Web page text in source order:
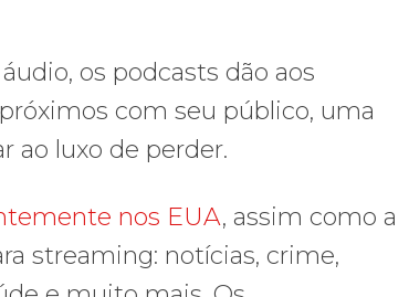
os podcasts dão aos
com seu público, uma
ao luxo de perder.
nos EUA, assim como a
streaming: notícias, crime,